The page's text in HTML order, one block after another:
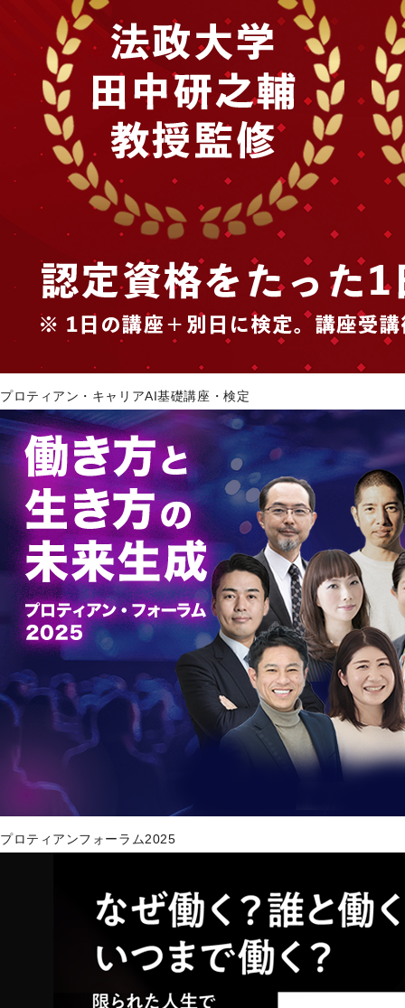
プロティアン・キャリアAI基礎講座・検定
プロティアンフォーラム2025